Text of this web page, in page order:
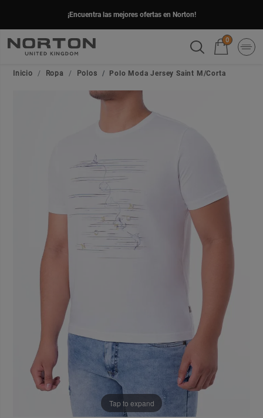
¡Encuentra las mejores ofertas en Norton!
0
Inicio Ropa Polos Polo Moda Jersey Saint M/Corta
Tap to expand